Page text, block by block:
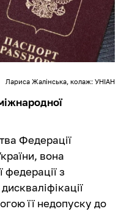
Лариса Жалінська, колаж: УНІАН
Федерації
вона
з
її недопуску до